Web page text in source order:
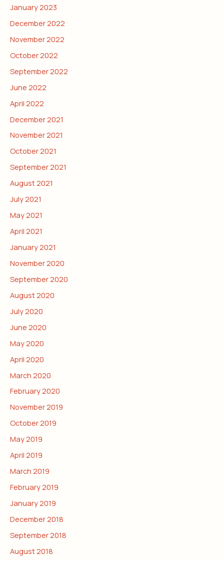
January 2023
December 2022
November 2022
October 2022
September 2022
June 2022
April 2022
December 2021
November 2021
October 2021
September 2021
August 2021
July 2021
May 2021
April 2021
January 2021
November 2020
September 2020
August 2020
July 2020
June 2020
May 2020
April 2020
March 2020
February 2020
November 2019
October 2019
May 2019
April 2019
March 2019
February 2019
January 2019
December 2018
September 2018
August 2018